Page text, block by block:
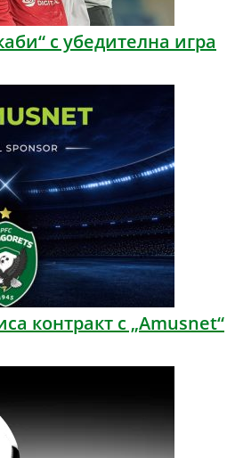
с убедителна игра
контракт с „Amusnet“